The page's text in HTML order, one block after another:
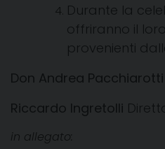
Durante la
offriranno il
provenienti
Don Andrea Pacchiarotti
Riccardo Ingretolli
in allegato: